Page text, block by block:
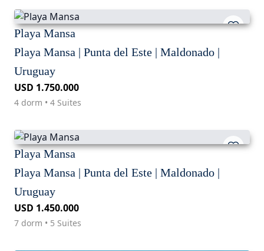
Playa Mansa
Playa Mansa | Punta del Este | Maldonado |
Uruguay
USD 1.750.000
4 dorm • 4 Suites
Playa Mansa
Playa Mansa | Punta del Este | Maldonado |
Uruguay
USD 1.450.000
7 dorm • 5 Suites